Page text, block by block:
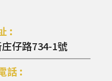
:
仔路734-1號
話 :